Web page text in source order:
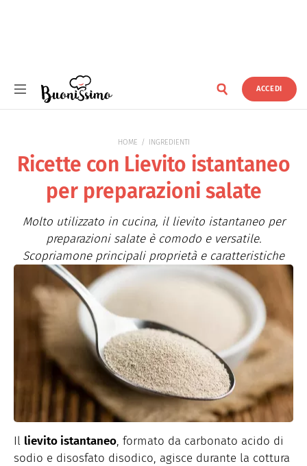
ACCEDI
HOME INGREDIENTI
Ricette con Lievito istantaneo
per preparazioni salate
Molto utilizzato in cucina, il lievito istantaneo per
preparazioni salate è comodo e versatile.
Scopriamone principali proprietà e caratteristiche
Il lievito istantaneo, formato da carbonato acido di
sodio e disosfato disodico, agisce durante la cottura